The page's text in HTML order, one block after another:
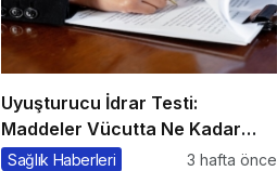
Uyuşturucu İdrar Testi:
Maddeler Vücutta Ne Kadar
Kalır, Süreç Nasıl İşler?
Sağlık Haberleri 3 hafta önce